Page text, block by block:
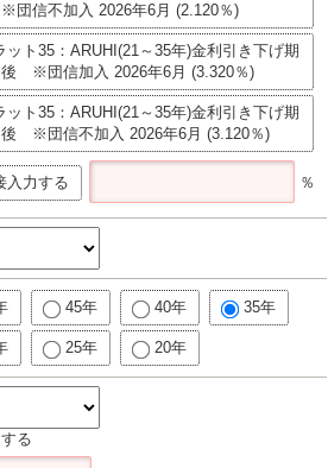
信不加入 2026年6月 (2.120％)
ット35：ARUHI(21～35年)金利引き下げ期
後 ※団信加入 2026年6月 (3.320％)
ット35：ARUHI(21～35年)金利引き下げ期
後 ※団信不加入 2026年6月 (3.120％)
入力する ％
45年 40年 35年
25年 20年
る